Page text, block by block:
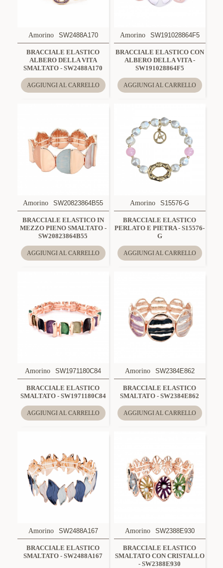
Amorino SW2488A170
BRACCIALE ELASTICO
ALBERO DELLA VITA
SMALTATO - SW2488A170
AGGIUNGI AL CARRELLO
Amorino SW191028864F5
BRACCIALE ELASTICO CON
ALBERO DELLA VITA -
SW191028864F5
AGGIUNGI AL CARRELLO
Amorino SW20823864B55
BRACCIALE ELASTICO IN
MEZZO PIENO SMALTATO -
SW20823864B55
AGGIUNGI AL CARRELLO
Amorino S15576-G
BRACCIALE ELASTICO
PERLATO E PIETRA - S15576-
G
AGGIUNGI AL CARRELLO
Amorino SW1971180C84
BRACCIALE ELASTICO
SMALTATO - SW1971180C84
AGGIUNGI AL CARRELLO
Amorino SW2384E862
BRACCIALE ELASTICO
SMALTATO - SW2384E862
AGGIUNGI AL CARRELLO
Amorino SW2488A167
BRACCIALE ELASTICO
SMALTATO - SW2488A167
Amorino SW2388E930
BRACCIALE ELASTICO
SMALTATO CON CRISTALLO
- SW2388E930